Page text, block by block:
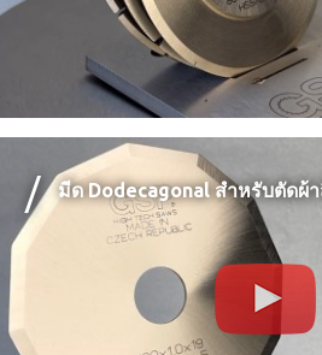
มีด Dodecagonal สำหรับตัดผ้